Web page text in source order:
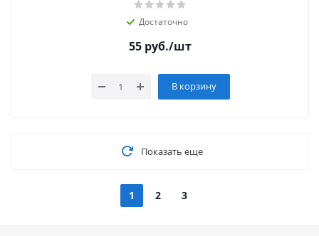
Достаточно
55 руб./шт
В корзину
Показать еще
1 2 3